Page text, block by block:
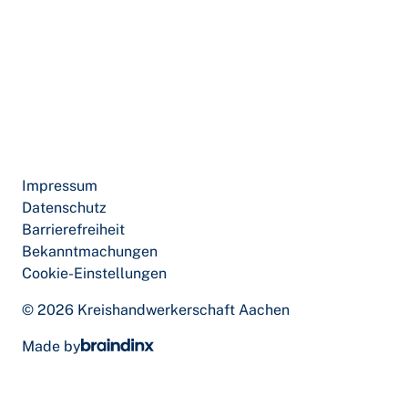
© 2026 Kreishandwerkerschaft Aachen
Made by
Impressum
Datenschutz
Barrierefreiheit
Bekanntmachungen
Cookie-Einstellungen